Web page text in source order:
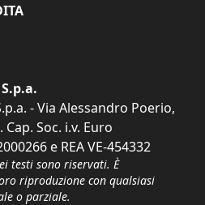
- Via Alessandro Poerio,
Cap. Soc. i.v. Euro
e REA VE-454332
testi sono riservati. È
riproduzione con qualsiasi
o parziale.